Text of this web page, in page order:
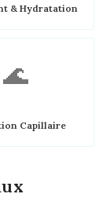
& Hydratation
🌊
Capillaire